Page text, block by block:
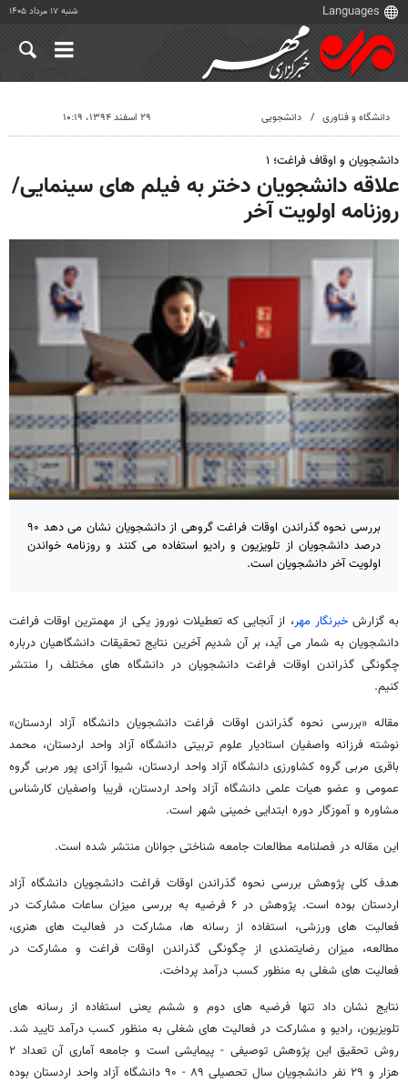
شنبه ۱۷ مرداد ۱۴۰۵
دانشگاه و فناوری دانشجویی ۲۹ اسفند ۱۳۹۴، ۱۰:۱۹
دانشجویان و اوقاف فراغت؛ ۱
علاقه دانشجویان دختر به فیلم های سینمایی/
روزنامه اولویت آخر
بررسی نحوه گذراندن اوقات فراغت گروهی از دانشجويان نشان می دهد ۹۰
درصد دانشجویان از تلویزیون و رادیو استفاده می کنند و روزنامه خواندن
اولویت آخر دانشجویان است.
به گزارشخبرنگار مهر، از آنجایی که تعطیلات نوروز یکی از مهمترین اوقات فراغت
دانشجویان به شمار می آید، بر آن شدیم آخرین نتایج تحقیقات دانشگاهیان درباره
چگونگی گذراندن اوقات فراغت دانشجويان در دانشگاه های مختلف را منتشر
کنیم.
مقاله «بررسی نحوه گذراندن اوقات فراغت دانشجويان دانشگاه آزاد اردستان»
نوشته فرزانه واصفیان استادیار علوم تربیتی دانشگاه آزاد واحد اردستان، محمد
باقری مربی گروه کشاورزی دانشگاه آزاد واحد اردستان، شیوا آزادی پور مربی گروه
عمومی و عضو هیات علمی دانشگاه آزاد واحد اردستان، فریبا واصفیان کارشناس
مشاوره و آموزگار دوره ابتدایی خمینی شهر است.
این مقاله در فصلنامه مطالعات جامعه شناختی جوانان منتشر شده است.
هدف کلی پژوهش بررسی نحوه گذراندن اوقات فراغت دانشجويان دانشگاه آزاد
اردستان بوده است. پژوهش در ۶ فرضیه به بررسی میزان ساعات مشارکت در
فعالیت های ورزشی، استفاده از رسانه ها، مشارکت در فعالیت های هنری،
مطالعه، میزان رضایتمندی از چگونگی گذراندن اوقات فراغت و مشارکت در
فعالیت های شغلی به منظور کسب درآمد پرداخت.
نتایج نشان داد تنها فرضیه های دوم و ششم یعنی استفاده از رسانه های
تلویزیون، رادیو و مشارکت در فعالیت های شغلی به منظور کسب درآمد تایید شد.
روش تحقیق این پژوهش توصیفی - پیمایشی است و جامعه آماری آن تعداد ۲
هزار و ۲۹ نفر دانشجویان سال تحصیلی ۸۹ - ۹۰ دانشگاه آزاد واحد اردستان بوده